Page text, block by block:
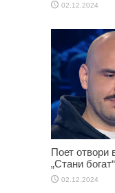
02.12.2024
Поет отвори
„Стани богат“
02.12.2024